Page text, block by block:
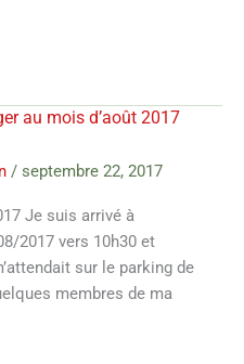
au mois d’août 2017
/ septembre 22, 2017
Je suis arrivé à
2017 vers 10h30 et
sur le parking de
membres de ma